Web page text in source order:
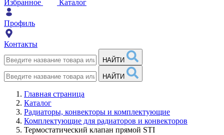
Избранное
Каталог
Профиль
Контакты
НАЙТИ
НАЙТИ
Главная страница
Каталог
Радиаторы, конвекторы и комплектующие
Комплектующие для радиаторов и конвекторов
Термостатический клапан прямой STI